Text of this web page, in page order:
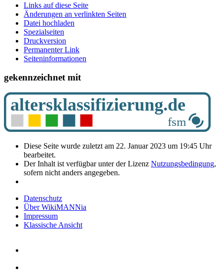
Links auf diese Seite
Änderungen an verlinkten Seiten
Datei hochladen
Spezialseiten
Druckversion
Permanenter Link
Seiten­­informationen
gekennzeichnet mit
Diese Seite wurde zuletzt am 22. Januar 2023 um 19:45 Uhr
bearbeitet.
Der Inhalt ist verfügbar unter der Lizenz Nutzungsbedingung,
sofern nicht anders angegeben.
Datenschutz
Über WikiMANNia
Impressum
Klassische Ansicht